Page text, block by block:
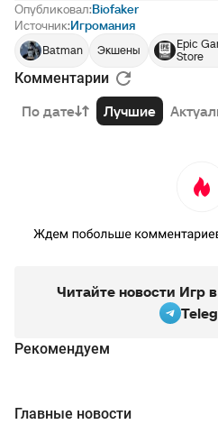
Опубликовал:Biofaker
Источник:Игромания
Batman Экшены
Epic
Store
Комментарии
По дате Лучшие
Читайте новости Игр
Рекомендуем
Главные новости